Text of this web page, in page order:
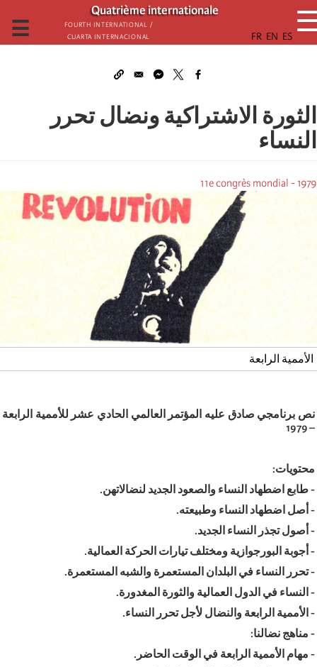
تجاوز
إلى
المحتوى
Quatrième internationale
Fourth International /
Cuarta Internacional
☰
الثورة الاشتراكية ونضال تحرر
النساء
11e congrès mondial - 1979
الأممية الرابعة
نص برنامجي صادق عليه المؤتمر العالمي الحادي عشر للأممية الرابعة
– 1979
محتويات:
-طابع اضطهاد النساء والصعود الجديد لنضالاتهن.
- أصل اضطهاد النساء وطبيعته.
- أصول تجذر النساء الجديد.
- أجوبة البورجوازية ومختلف تيارات الحركة العمالية.
-تحرر النساء في البلدان المستعمرة والشبه المستعمرة.
- النساء في الدول العمالية والثورة المغدورة.
- الأممية الرابعة والنضال لأجل تحرر النساء.
- مناهج نضالنا:
- مهام الأممية الرابعة في الوقت الحاضر .